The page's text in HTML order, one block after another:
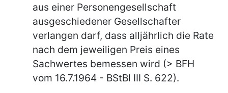
aus einer Personengesellschaft
ausgeschiedener Gesellschafter
verlangen darf, dass alljährlich die Rate
nach dem jeweiligen Preis eines
Sachwertes bemessen wird (> BFH
vom 16.7.1964 - BStBl III S. 622).